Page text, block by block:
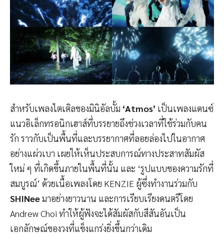
สำหรับเพลงไตเติลของมินิอัลบั้ม ‘Atmos’ เป็นเพลงแดนซ์
แนวอิเล็กทรอนิกเฮาส์ที่บรรยายถึงช่วงเวลาที่ใช้ร่วมกับคน
รัก ราวกับเป็นพื้นที่และบรรยากาศที่ลอยล่องไปในอากาศ
อย่างแผ่วเบา เผยให้เห็นประสบการณ์ทางประสาทสัมผัส
ใหม่ ๆ ที่เกิดขึ้นภายในพื้นที่นั้น และ ‘รูปแบบของความรักที่
สมบูรณ์’ ด้วยเนื้อเพลงโดย KENZIE ผู้ซึ่งทำงานร่วมกับ
SHINeeมาอย่างยาวนาน และการเรียบเรียงดนตรีโดย
Andrew Choi ทำให้ผู้ฟังจะได้สัมผัสกับสีสันอันเป็น
เอกลักษณ์ของวงที่แข็งแกร่งยิ่งขึ้นกว่าเดิม